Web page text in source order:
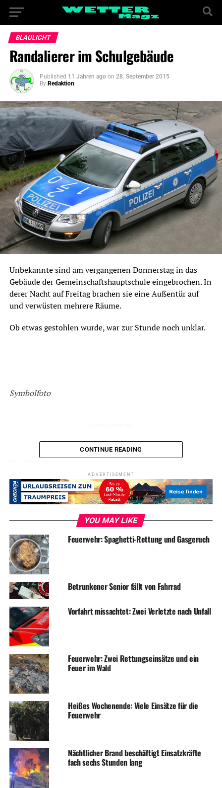
BLAULICHT
Randalierer im Schulgebäude
Published 11 Jahren ago on 28. September 2015
By Redaktion
Unbekannte sind am vergangenen Donnerstag in das
Gebäude der Gemeinschaftshauptschule eingebrochen. In
derer Nacht auf Freitag brachen sie eine Außentür auf
und verwüsten mehrere Räume.
Ob etwas gestohlen wurde, war zur Stunde noch unklar.
Symbolfoto
UP NEXT
Einbruch in türkischen Kulturverein
Gasofen explodiert
CONTINUE READING
ADVERTISEMENT
YOU MAY LIKE
Feuerwehr: Spaghetti-Rettung und Gasgeruch
Betrunkener Senior fällt von Fahrrad
Vorfahrt missachtet: Zwei Verletzte nach Unfall
Feuerwehr: Zwei Rettungseinsätze und ein
Feuer im Wald
Heißes Wochenende: Viele Einsätze für die
Feuerwehr
Nächtlicher Brand beschäftigt Einsatzkräfte
fach sechs Stunden lang